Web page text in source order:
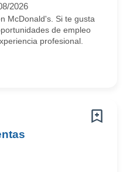
2026
McDonald's. Si te gusta
de empleo
profesional.